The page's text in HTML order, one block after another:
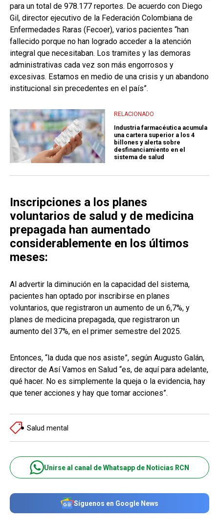
para un total de 978.177 reportes. De acuerdo con Diego
Gil, director ejecutivo de la Federación Colombiana de
Enfermedades Raras (Fecoer), varios pacientes “han
fallecido porque no han logrado acceder a la atención
integral que necesitaban. Los tramites y las demoras
administrativas cada vez son más engorrosos y
excesivas. Estamos en medio de una crisis y un abandono
institucional sin precedentes en el país”.
RELACIONADO
Industria farmacéutica acumula
una cartera superior a los 4
billones y alerta sobre
desfinanciamiento en el
sistema de salud
Inscripciones a los planes
voluntarios de salud y de medicina
prepagada han aumentado
considerablemente en los últimos
meses:
Al advertir la diminución en la capacidad del sistema,
pacientes han optado por inscribirse en planes
voluntarios, que registraron un aumento de un 6,7%, y
planes de medicina prepagada, que registraron un
aumento del 37%, en el primer semestre del 2025.
Entonces, “la duda que nos asiste”, según Augusto Galán,
director de Así Vamos en Salud “es, de aquí para adelante,
qué hacer. No es simplemente la queja o la evidencia, hay
que tener acciones y hay que tomar acciones”.
Salud mental
Unirse al canal de Whatsapp de Noticias RCN
Síguenos en Google News